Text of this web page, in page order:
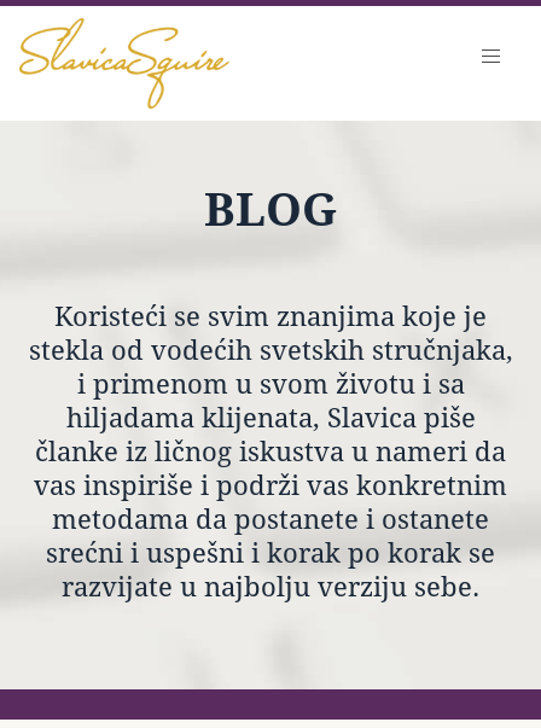
BLOG
Koristeći se svim znanjima koje je
stekla od vodećih svetskih stručnjaka,
i primenom u svom životu i sa
hiljadama klijenata, Slavica piše
članke iz ličnog iskustva u nameri da
vas inspiriše i podrži vas konkretnim
metodama da postanete i ostanete
srećni i uspešni i korak po korak se
razvijate u najbolju verziju sebe.